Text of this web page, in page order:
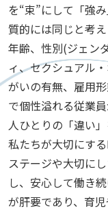
を“束”にして「強
質的には同じと考え
年齢、性別(ジェン
ィ、セクシュアル
がいの有無、雇用
で個性溢れる従業
人ひとりの「違い
私たちが大切にす
ステージや大切に
し、安心して働き
が肝要であり、育